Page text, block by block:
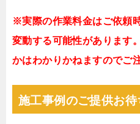
※実際の作業料金はご依頼
変動する可能性があります
かはわかりかねますのでご
施工事例のご提供お待